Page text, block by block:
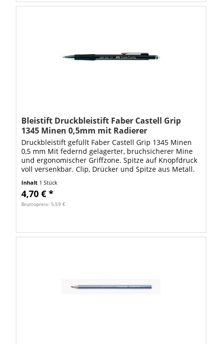
Bleistift Druckbleistift Faber Castell Grip
1345 Minen 0,5mm mit Radierer
Druckbleistift gefüllt Faber Castell Grip 1345 Minen
0,5 mm Mit federnd gelagerter, bruchsicherer Mine
und ergonomischer Griffzone. Spitze auf Knopfdruck
voll versenkbar. Clip, Drücker und Spitze aus Metall.
Inhalt 1 Stück
4,70 € *
Bruttopreis: 5,59 €